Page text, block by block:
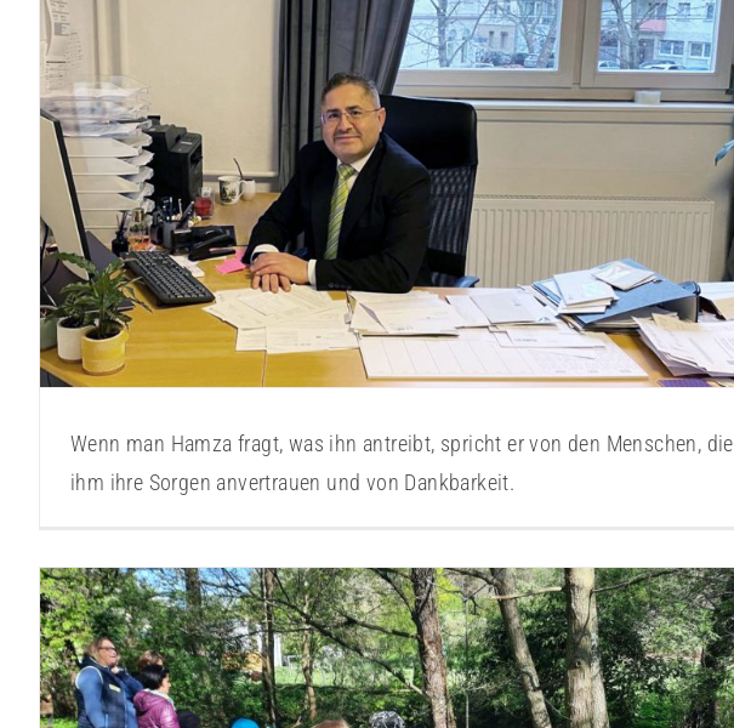
Hamza Hamza
Gründerstorys
Wenn man Hamza fragt, was ihn antreibt, spricht er von den Menschen, die
ihm ihre Sorgen anvertrauen und von Dankbarkeit.